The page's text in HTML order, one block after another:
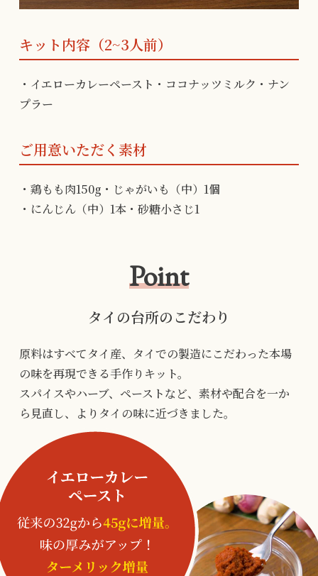
キット内容（2~3人前）
・イエローカレーペースト・ココナッツミルク・ナン
プラー
ご用意いただく素材
・鶏もも肉150g・じゃがいも（中）1個
・にんじん（中）1本・砂糖小さじ1
Point
タイの台所のこだわり
原料はすべてタイ産、タイでの製造にこだわった本場
の味を再現できる手作りキット。
スパイスやハーブ、ペーストなど、素材や配合を一か
ら見直し、よりタイの味に近づきました。